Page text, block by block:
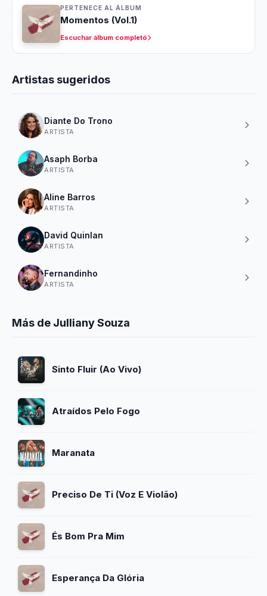
PERTENECE AL ÁLBUM
Momentos (Vol.1)
Escuchar álbum completó
Artistas sugeridos
Diante Do Trono
ARTISTA
Asaph Borba
ARTISTA
Aline Barros
ARTISTA
David Quinlan
ARTISTA
Fernandinho
ARTISTA
Más de Julliany Souza
Sinto Fluir (Ao Vivo)
Atraídos Pelo Fogo
Maranata
Preciso De Ti (Voz E Violão)
És Bom Pra Mim
Esperança Da Glória